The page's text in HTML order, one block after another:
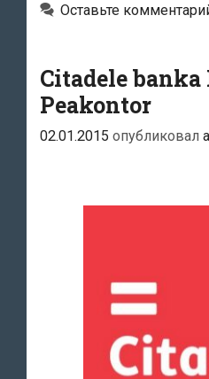
Оставьте
Citadele
Peakontor
02.01.2015 опубликовал